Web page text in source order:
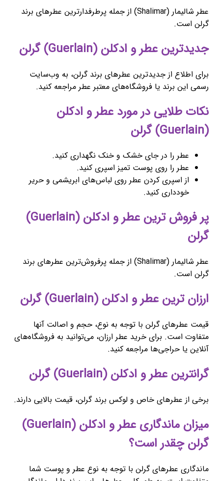
عطر شالیمار (Shalimar) از جمله پرطرفدارترین عطرهای برند
گرلن است.
جدیدترین عطر و ادکلن (Guerlain) گرلن
برای اطلاع از جدیدترین عطرهای برند گرلن، به وب‌سایت
رسمی این برند یا فروشگاه‌های معتبر عطر مراجعه کنید.
نکات طلایی در مورد عطر و ادکلن
(Guerlain) گرلن
عطر را در جای خشک و خنک نگهداری کنید.
عطر را روی پوست تمیز اسپری کنید.
از اسپری کردن عطر روی لباس‌های ابریشمی و حریر
خودداری کنید.
پر فروش ترین عطر و ادکلن (Guerlain)
گرلن
عطر شالیمار (Shalimar) از جمله پرفروش‌ترین عطرهای برند
گرلن است.
ارزان ترین عطر و ادکلن (Guerlain) گرلن
قیمت عطرهای گرلن با توجه به نوع، حجم و اصالت آنها
متفاوت است. برای خرید عطر ارزان، می‌توانید به فروشگاه‌های
آنلاین یا حراجی‌ها مراجعه کنید.
گرانترین عطر و ادکلن (Guerlain) گرلن
برخی از عطرهای خاص و لوکس برند گرلن، قیمت بالایی دارند.
میزان ماندگاری عطر و ادکلن (Guerlain)
گرلن چقدر است؟
ماندگاری عطرهای گرلن با توجه به نوع عطر و پوست شما